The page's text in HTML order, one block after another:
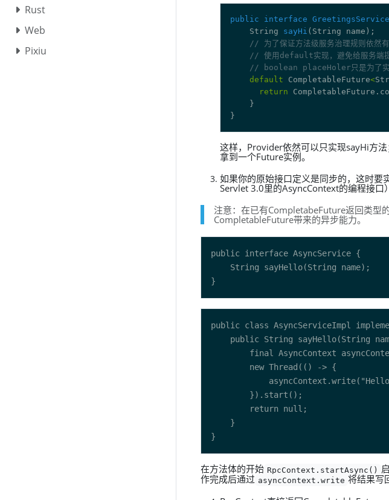
Rust
Web
Pixiu
public interface GreetingsService
    String
sayHi
// 为了保证方法级服务治理规则依然
// 使用default实现，避免给服务端提
// boolean placeHoler只是为了实现
default CompletableFuture<
return
这样，Provider依然可以只实现sayHi方
拿到一个Future实例。
如果你的原始接口定义是同步的，这时
Servlet 3.0里的AsyncContext的编程接口
注意：在已有CompletabeFuture返回类型
CompletableFuture带来的异步能力。
在方法体的开始 RpcContext.startAsync()
作完成后通过 asyncContext.write 将结果写